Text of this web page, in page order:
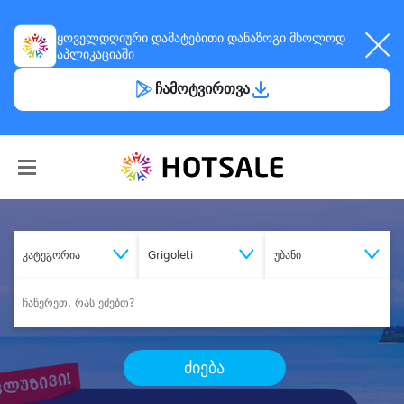
ყოველდღიური დამატებითი დანაზოგი მხოლოდ
აპლიკაციაში
ჩამოტვირთვა
კატეგორია Grigoleti უბანი
ძიება